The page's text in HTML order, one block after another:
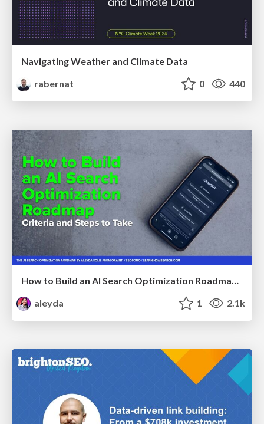
Navigating Weather and Climate Data
rabernat
0 440
How to Build an AI Search Optimization Roadmap - Criteria and Steps to Take #SEOIRL
aleyda
1 2.1k